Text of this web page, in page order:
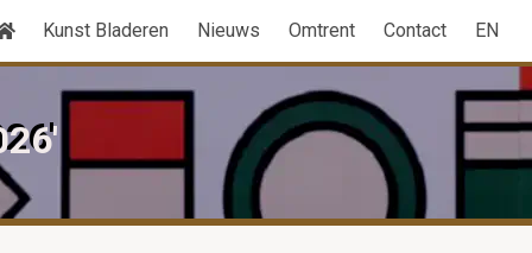
Kunst Bladeren Nieuws Omtrent Contact EN